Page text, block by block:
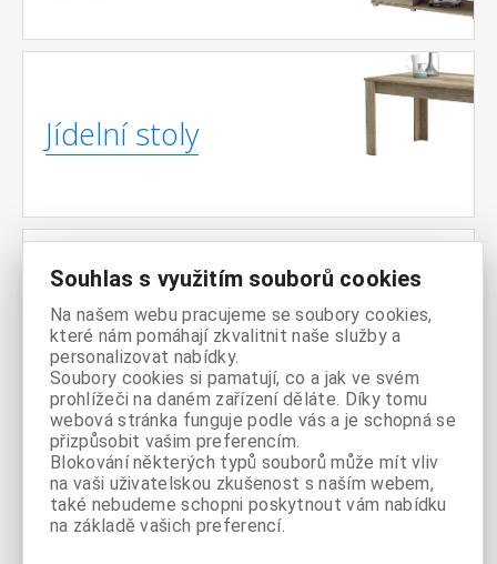
Jídelní stoly
Noční
stolky
Televizní
stolky
Souhlas s využitím souborů cookies
Na našem webu pracujeme se soubory cookies,
které nám pomáhají zkvalitnit naše služby a
personalizovat nabídky.
Soubory cookies si pamatují, co a jak ve svém
prohlížeči na daném zařízení děláte. Díky tomu
webová stránka funguje podle vás a je schopná se
přizpůsobit vašim preferencím.
Blokování některých typů souborů může mít vliv
na vaši uživatelskou zkušenost s naším webem,
také nebudeme schopni poskytnout vám nabídku
na základě vašich preferencí.